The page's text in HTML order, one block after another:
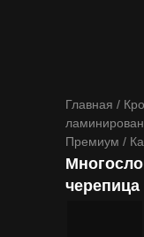
черепица
Главная /
Премиум /